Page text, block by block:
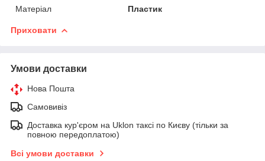
Матеріал
Пластик
Приховати
Умови доставки
Нова Пошта
Самовивіз
Доставка кур'єром на Uklon таксі по Києву (тільки за
повною передоплатою)
Всі умови доставки